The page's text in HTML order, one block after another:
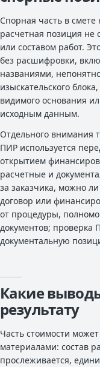
Спорная часть в
расчетная позиция не
или составом работ.
без расшифровки,
названиями,
изыскательского
видимого основания
исходным данным.
Отдельного внимания
ПИР используется
открытием
расчетные и
за заказчика, можно
договор или
от процедуры,
документов; проверка
документальную
Какие
результату
Часть стоимости
материалами: состав
прослеживается,